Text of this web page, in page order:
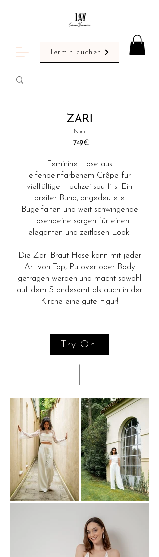
Termin buchen
ZARI
Noni
749€
Feminine Hose aus
elfenbeinfarbenem Crêpe für
vielfältige Hochzeitsoutfits. Ein
breiter Bund, angedeutete
Bügelfalten und weit schwingende
Hosenbeine sorgen für einen
eleganten und zeitlosen Look.
Die Zari-Braut Hose kann mit jeder
Art von Top, Pullover oder Body
getragen werden und macht sowohl
auf dem Standesamt als auch in der
Kirche eine gute Figur!
Try On